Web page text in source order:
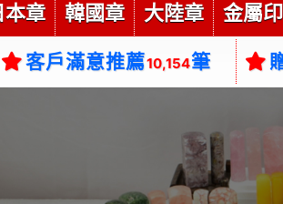
本章 韓國章 大陸章 金屬
客戶滿意推薦10,154筆